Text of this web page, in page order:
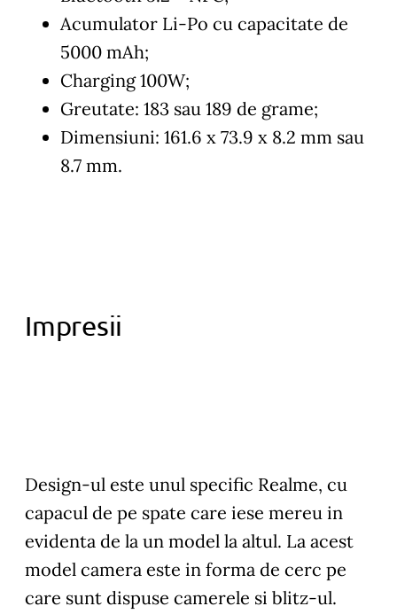
Acumulator Li-Po cu capacitate de
5000 mAh;
Charging 100W;
Greutate: 183 sau 189 de grame;
Dimensiuni: 161.6 x 73.9 x 8.2 mm sau
8.7 mm.
Impresii
Design-ul este unul specific Realme, cu
capacul de pe spate care iese mereu in
evidenta de la un model la altul. La acest
model camera este in forma de cerc pe
care sunt dispuse camerele si blitz-ul.